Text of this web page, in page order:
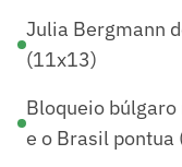
Julia Bergmann
(11x13)
Bloqueio
e o Brasil pontua